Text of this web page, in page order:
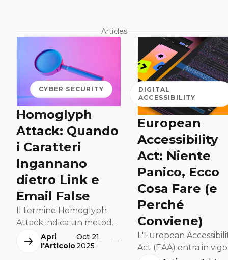
Articles
CYBER SECURITY
Homoglyph
Attack: Quando
i Caratteri
Ingannano
dietro Link e
Email False
Il termine Homoglyph
Attack indica un metodo
di attacco informatico in
cui caratteri visivamente
Apri
l'Articolo
Oct 21,
2025
o link malevoli, spesso
camuffati da
legittimi. Inganna
l’utente inducendolo
eseguire comandi
dannosi localmente,
eludendo molte
tradizionali. Il vero
pericolo? La
disattenzione
anello debole della
catena di sicurezza.
DIGITAL
ACCESSIBILITY
European
Accessibility
Act: Niente
Panico, Ecco
Cosa Fare (e
Perché
Conviene)
L'European
Act (EAA) entra in